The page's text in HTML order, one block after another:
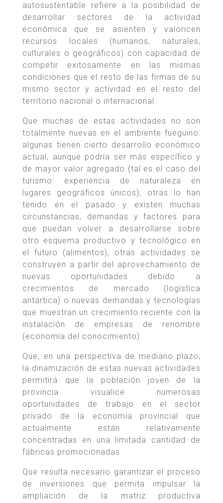
autosustentable refiere a la posibilidad de
desarrollar sectores de la actividad
económica que se asienten y valoricen
recursos locales (humanos, naturales,
culturales o geográficos) con capacidad de
competir exitosamente en las mismas
condiciones que el resto de las firmas de su
mismo sector y actividad en el resto del
territorio nacional o internacional.
Que muchas de estas actividades no son
totalmente nuevas en el ambiente fueguino:
algunas tienen cierto desarrollo económico
actual, aunque podría ser más específico y
de mayor valor agregado (tal es el caso del
turismo: experiencia de naturaleza en
lugares geográficos únicos); otras lo han
tenido en el pasado y existen muchas
circunstancias, demandas y factores para
que puedan volver a desarrollarse sobre
otro esquema productivo y tecnológico en
el futuro (alimentos); otras actividades se
construyen a partir del aprovechamiento de
nuevas oportunidades debido a
crecimientos de mercado (logística
antártica) o nuevas demandas y tecnologías
que muestran un crecimiento reciente con la
instalación de empresas de renombre
(economía del conocimiento).
Que, en una perspectiva de mediano plazo,
la dinamización de estas nuevas actividades
permitirá que la población joven de la
provincia visualice numerosas
oportunidades de trabajo en el sector
privado de la economía provincial que
actualmente están relativamente
concentradas en una limitada cantidad de
fábricas promocionadas.
Que resulta necesario garantizar el proceso
de inversiones que permita impulsar la
ampliación de la matriz productiva